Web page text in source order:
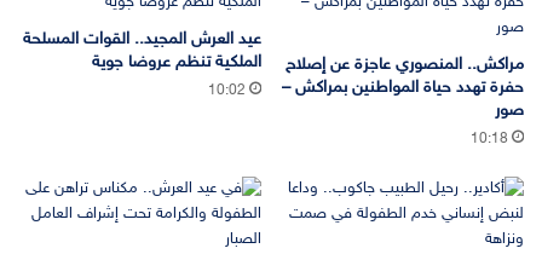
مراكش.. المنصوري عاجزة عن إصلاح
حفرة تهدد حياة المواطنين بمراكش –
صور
10:18
عيد العرش المجيد.. القوات المسلحة
الملكية تنظم عروضا جوية
10:02